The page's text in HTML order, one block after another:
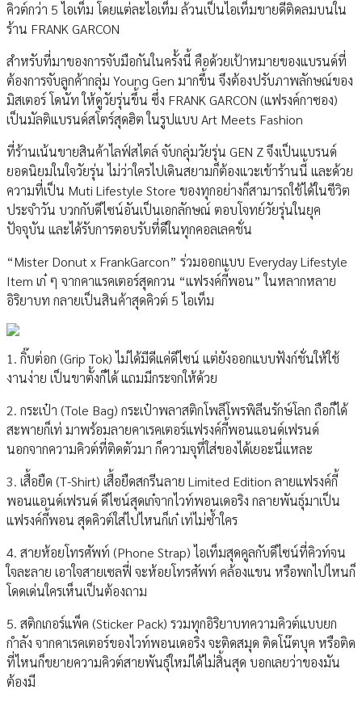
คิวต์กว่า 5 ไอเท็ม โดยแต่ละไอเท็ม ล้วนเป็นไอเท็มขายดีติดลมบนใน
ร้าน FRANK GARCON
สำหรับที่มาของการจับมือกันในครั้งนี้ คือด้วยเป้าหมายของแบรนด์ที่
ต้องการจับลูกค้ากลุ่ม Young Gen มากขึ้น จึงต้องปรับภาพลักษณ์ของ
มิสเตอร์ โดนัท ให้ดูวัยรุ่นขึ้น ซึ่ง FRANK GARCON (แฟรงค์กาซอง)
เป็นมัลติแบรนด์สโตร์สุดฮิต ในรูปแบบ Art Meets Fashion
ที่ร้านเน้นขายสินค้าไลฟ์สไตล์ จับกลุ่มวัยรุ่น GEN Z จึงเป็นแบรนด์
ยอดนิยมในใจวัยรุ่น ไม่ว่าใครไปเดินสยามก็ต้องแวะเข้าร้านนี้ และด้วย
ความที่เป็น Muti Lifestyle Store ของทุกอย่างก็สามารถใช้ได้ในชีวิต
ประจำวัน บวกกับดีไซน์อันเป็นเอกลักษณ์ ตอบโจทย์วัยรุ่นในยุค
ปัจจุบัน และได้รับการตอบรับที่ดีในทุกคอลเลคชั่น
“Mister Donut x FrankGarcon” ร่วมออกแบบ Everyday Lifestyle
Item เก๋ ๆ จากคาแรคเตอร์สุดกวน “แฟรงค์กี้พอน” ในหลากหลาย
อิริยาบท กลายเป็นสินค้าสุดคิวต์ 5 ไอเท็ม
1. กิ๊บต่อก (Grip Tok) ไม่ได้มีดีแค่ดีไซน์ แต่ยังออกแบบฟังก์ชั่นให้ใช้
งานง่าย เป็นขาตั้งก็ได้ แถมมีกระจกให้ด้วย
2. กระเป๋า (Tole Bag) กระเป๋าพลาสติกโพลีโพรพิลีนรักษ์โลก ถือก็ได้
สะพายก็เท่ มาพร้อมลายคาเรคเตอร์แฟรงค์กี้พอนแอนด์เฟรนด์
นอกจากความคิวต์ที่ติดตัวมา ก็ความจุที่ใส่ของได้เยอะนี่แหละ
3. เสื้อยืด (T-Shirt) เสื้อยืดสกรีนลาย Limited Edition ลายแฟรงค์กี้
พอนแอนด์เฟรนด์ ดีไซน์สุดเก๋จากไวท์พอนเดอริง กลายพันธุ์มาเป็น
แฟรงค์กี้พอน สุดคิวต์ใส่ไปไหนก็เก๋ เท่ไม่ซ้ำใคร
4. สายห้อยโทรศัพท์ (Phone Strap) ไอเท็มสุดคูลกับดีไซน์ที่คิวท์จน
ใจละลาย เอาใจสายเซลฟี่ จะห้อยโทรศัพท์ คล้องแขน หรือพกไปไหนก็
โดดเด่นใครเห็นเป็นต้องถาม
5. สติกเกอร์แพ็ค (Sticker Pack) รวมทุกอิริยาบทความคิวต์แบบยก
กำลัง จากคาเรคเตอร์ของไวท์พอนเดอริง จะติดสมุด ติดโน๊ตบุค หรือติด
ที่ไหนก็ขยายความคิวต์สายพันธุ์ใหม่ได้ไม่สิ้นสุด บอกเลยว่าของมัน
ต้องมี